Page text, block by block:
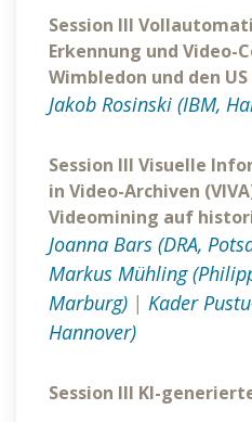
Session III
Erkennung und Video-
Wimbledon und den US
Jakob Rosinski (IBM,
Session III Visuelle
in Video-Archiven
Videomining auf
Joanna Bars (DRA,
Markus Mühling
Marburg) | Kader
Hannover)
Session III KI-